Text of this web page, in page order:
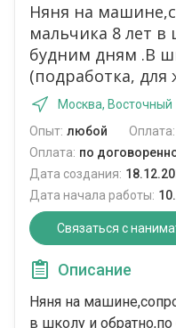
Няня на
мальчика 8 лет
будним дням .В
(подработка,
Москва, Восточный
Опыт: любой Оплата:
Оплата: по
Дата создания:
Дата начала работы:
Связаться с
Описание
Няня на
в школу и